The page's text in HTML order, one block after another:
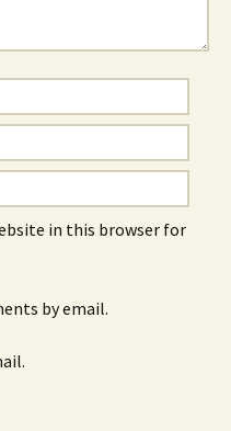
in this browser for
by email.